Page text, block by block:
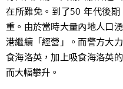
在所難免。到了50 年代後
重。由於當時大量內地人口
港繼續「經營」。而警方大
食海洛英，加上吸食海洛英
而大幅攀升。